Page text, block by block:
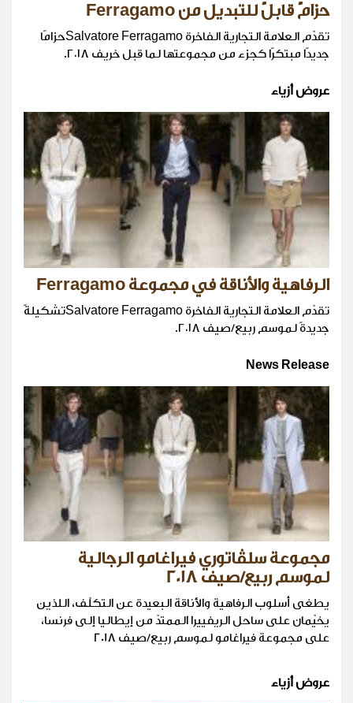
حزامٌ قابلٌ للتبديل من Ferragamo
تقدّم العلامة التجارية الفاخرة Salvatore Ferragamoحزامًا
جديدًا مبتكرًا كجزء من مجموعتها لما قبل خريف ٢٠١٨.
عروض أزياء
الرفاهية والأناقة في مجموعة Ferragamo
تقدّم العلامة التجارية الفاخرة Salvatore Ferragamoتشكيلةً
جديدةً لموسم ربيع/صيف ٢٠١٨.
News Release
مجموعة سلڤاتوري فيراغامو الرجالية
لموسم ربيع/صيف 2018
يطغى أسلوب الرفاهية والأناقة البعيدة عن التكلّف، اللذين
يخيّمان على ساحل الريفييرا الممتدّ من إيطاليا إلى فرنسا،
على مجموعة فيراغامو لموسم ربيع/صيف 2018
عروض أزياء